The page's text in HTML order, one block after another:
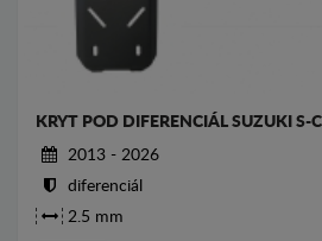
KRYT POD DIFERENCIÁL SUZUKI S-
2013 - 2026
diferenciál
2.5 mm